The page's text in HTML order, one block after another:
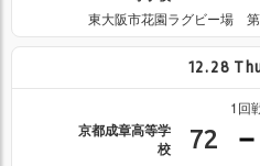
東大阪市花園ラグビー場 第
12.28
1回
京都成章高等学
校
72